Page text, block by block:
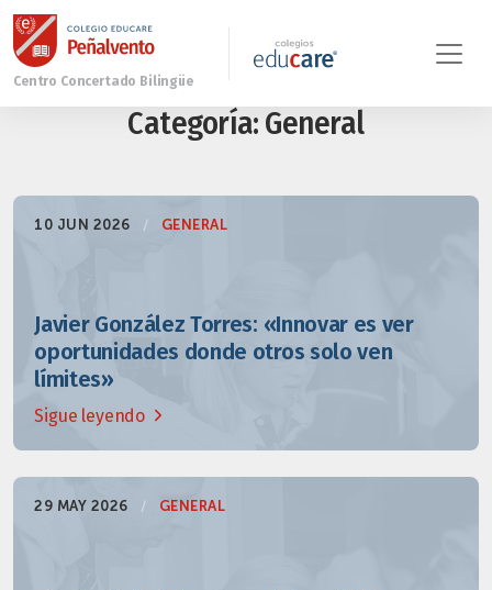
Categoría: General
10 JUN 2026 / GENERAL
Javier González Torres: «Innovar es ver
oportunidades donde otros solo ven
límites»
Sigue leyendo
29 MAY 2026 / GENERAL